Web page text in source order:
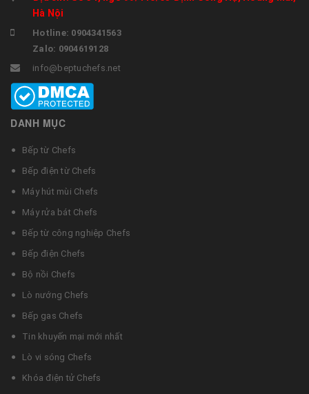
Hà Nội
Hotline: 0904341563
Zalo: 0904619128
info@beptuchefs.net
DANH MỤC
Bếp từ Chefs
Bếp điện từ Chefs
Máy hút mùi Chefs
Máy rửa bát Chefs
Bếp từ công nghiệp Chefs
Bếp điện Chefs
Bộ nồi Chefs
Lò nướng Chefs
Bếp gas Chefs
Tin khuyến mại mới nhất
Lò vi sóng Chefs
Khóa điện tử Chefs